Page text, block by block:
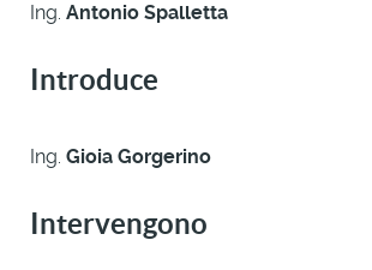
Ing. Antonio Spalletta
Introduce
Ing. Gioia Gorgerino
Intervengono